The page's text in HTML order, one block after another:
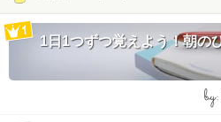
1日1つずつ覚えよう！朝の
by: